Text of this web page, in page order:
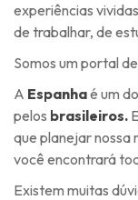
experiências
de trabalhar, de
Somos um portal
A Espanhaé um
pelos brasileiros.
que planejar nossa
você encontrará
Existem muitas